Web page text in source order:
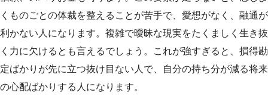
くものごとの体裁を整えることが苦手で、愛想がなく、融通が
利かない人になります。複雑で曖昧な現実をたくましく生き抜
く力に欠けるとも言えるでしょう。これが強すぎると、損得勘
定ばかりが先に立つ抜け目ない人で、自分の持ち分が減る将来
の心配ばかりする人になります。